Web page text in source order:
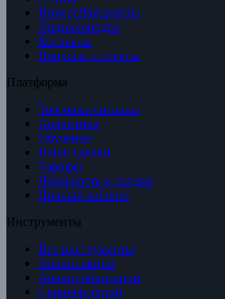
ИнвестДайджесты
Энциклопедия
Контакты
Вопросы и ответы
Платформа
Торговые сигналы
Аналитика
Обучение
Наши сделки
Тарифы
Лояльность и скидки
Личный кабинет
Инструменты
Все инструменты
Анализ акций
Анализ облигаций
Скринер акций